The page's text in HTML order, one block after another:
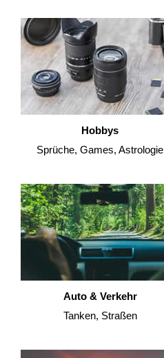
Hobbys
Sprüche, Games, Astrologie
Auto & Verkehr
Tanken, Straßen